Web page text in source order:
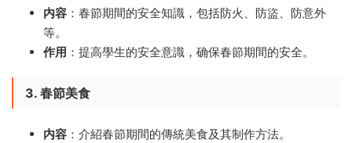
内容 ：春節期間的安全知識，包括防火、防盜、防意外
等。
作用 ：提高學生的安全意識，确保春節期間的安全。
3. 春節美食
内容 ：介紹春節期間的傳統美食及其制作方法。